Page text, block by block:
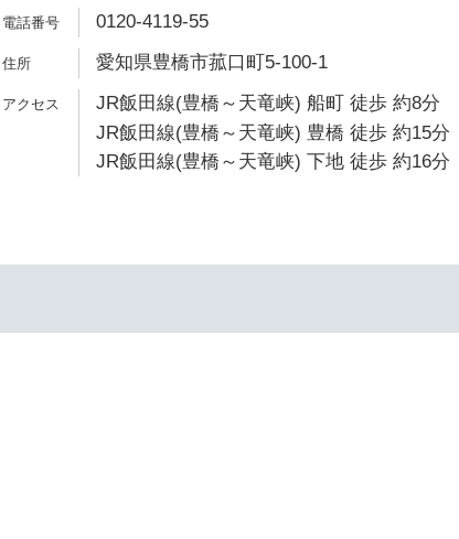
0120-4119-55
愛知県豊橋市菰口町5-100-1
JR飯田線(豊橋～天竜峡) 船町 徒歩 約8分
JR飯田線(豊橋～天竜峡) 豊橋 徒歩 約15分
JR飯田線(豊橋～天竜峡) 下地 徒歩 約16分